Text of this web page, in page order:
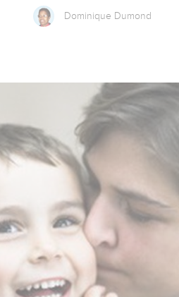
Dominique Dumond